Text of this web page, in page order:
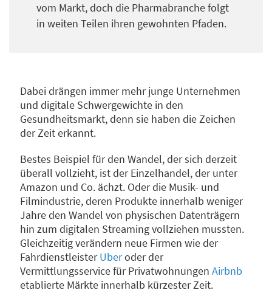
vom Markt, doch die Pharmabranche folgt
in weiten Teilen ihren gewohnten Pfaden.
Dabei drängen immer mehr junge Unternehmen
und digitale Schwergewichte in den
Gesundheitsmarkt, denn sie haben die Zeichen
der Zeit erkannt.
Bestes Beispiel für den Wandel, der sich derzeit
überall vollzieht, ist der Einzelhandel, der unter
Amazon und Co. ächzt. Oder die Musik- und
Filmindustrie, deren Produkte innerhalb weniger
Jahre den Wandel von physischen Datenträgern
hin zum digitalen Streaming vollziehen mussten.
Gleichzeitig verändern neue Firmen wie der
FahrdienstleisterUberoder der
Vermittlungsservice für Privatwohnungen Airbnb
etablierte Märkte innerhalb kürzester Zeit.